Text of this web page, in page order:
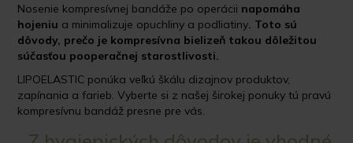
Nosenie kompresívnej bandáže po operácii napomáha
hojeniu a minimalizuje opuchliny a podliatiny. Toto sú
dôvody, prečo je kompresívna bielizeň takou dôležitou
súčasťou pooperačnej starostlivosti.
LIPOELASTIC ponúka veľkú škálu dizajnov produktov,
zapínania a farieb. Vyberte si z našej širokej ponuky tú pravú
kompresívnu bandáž presne pre vás.